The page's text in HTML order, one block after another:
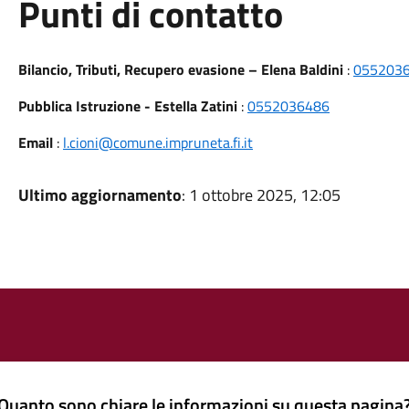
Punti di contatto
Bilancio, Tributi, Recupero evasione – Elena Baldini:
Pubblica Istruzione - Estella Zatini:0552036486
Email: l.cioni@comune.impruneta.fi.it
Ultimo aggiornamento: 1 ottobre 2025, 12:05